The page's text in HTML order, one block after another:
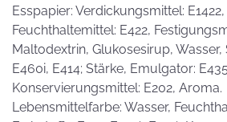
Esspapier: Verdickungsmittel:
Feuchthaltemittel: E422,
Maltodextrin, Glukosesirup, Wasser,
E460i, E414; Stärke, Emulgator:
Konservierungsmittel: E202, Aroma.
Lebensmittelfarbe: Wasser,